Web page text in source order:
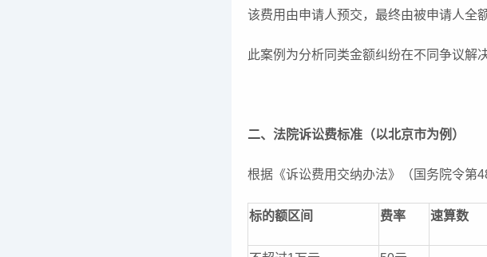
该费用由申请人预交，最终由被申请人全
此案例为分析同类金额纠纷在不同争议解
二、法院诉讼费标准（以北京市为例）
根据《诉讼费用交纳办法》（国务院令第
标的额区间 费率 速算数